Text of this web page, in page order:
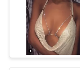
PRIVACY
POLICY